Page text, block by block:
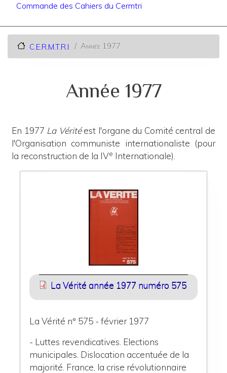
Commande des Cahiers du Cermtri
C.E.R.M.T.R.I Année 1977
Année 1977
En 1977 La Véritéest l'organe du Comité central de
l'Organisation communiste internationaliste (pour
la reconstruction de la IVe Internationale).
La Vérité année 1977 numéro 575
La Vérité n° 575 - février 1977
- Luttes revendicatives. Elections
municipales. Dislocation accentuée de la
majorité. France, la crise révolutionnaire